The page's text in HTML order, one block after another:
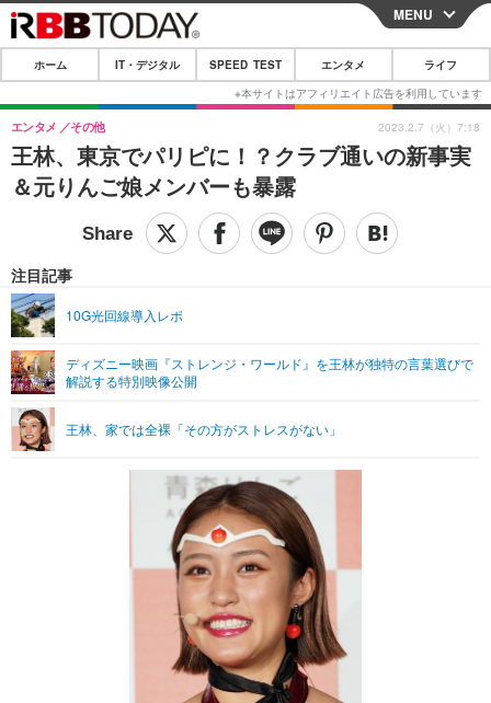
CLOSE
ホーム
IT・デジタル
IT・デジタルTOP スマートフォン
ショッピング その他
SPEED TEST
エンタメTOP 映画・ドラマ
グラビア
ショッピング
ライフTOP
その他
リリース一覧
プッシュ通知の停止方法
MENU
ホーム IT・デジタル SPEED TEST エンタメ ライフ
王林、東京でパリピに！？クラブ通いの新事実
＆元りんご娘メンバーも暴露
エンタメ その他
注目記事
10G光回線導入レポ
ディズニー映画『ストレンジ・ワールド』を王林が独特の言葉選びで
解説する特別映像公開
王林、家では全裸「その方がストレスがない」
2023.2.7（火）7:18